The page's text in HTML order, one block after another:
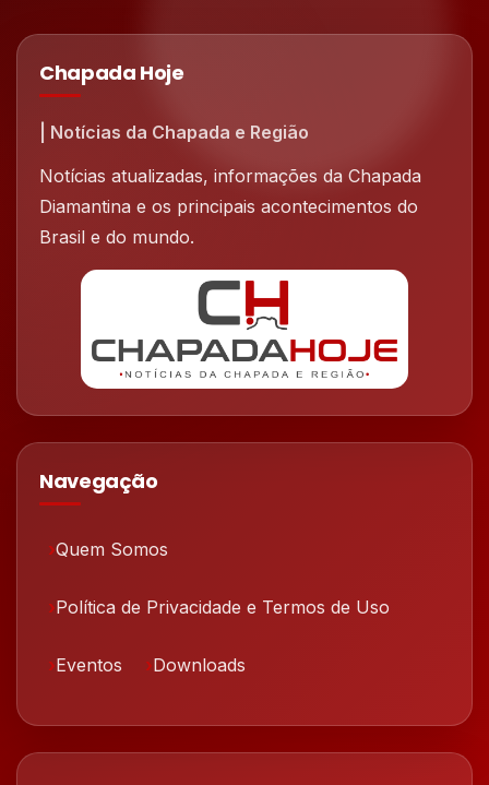
Chapada Hoje
| Notícias da Chapada e Região
Notícias atualizadas, informações da Chapada
Diamantina e os principais acontecimentos do
Brasil e do mundo.
Navegação
Quem Somos
Política de Privacidade e Termos de Uso
Eventos Downloads